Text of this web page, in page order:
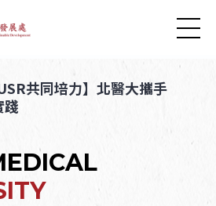
共同培力】北醫大攜手
踐